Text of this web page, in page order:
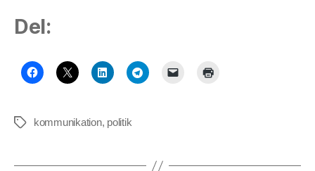
Del:
Tags kommunikation, politik